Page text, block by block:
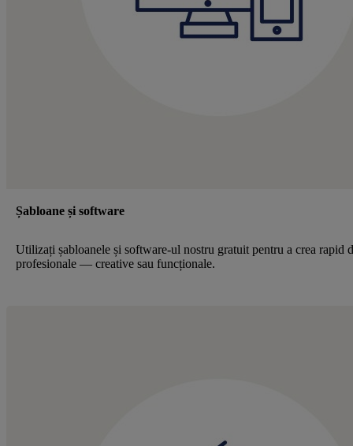
Șabloane și software
Utilizați șabloanele și software-ul nostru gratuit pentru a crea rapid
profesionale — creative sau funcționale.